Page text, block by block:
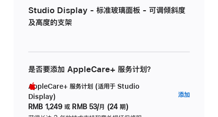
Studio Display - 标准玻璃面板 - 可调倾斜度
及高度的支架
是否要添加 AppleCare+ 服务计划？
AppleCare+ 服务计划 (适用于 Studio
Display)
RMB 1,249 或 RMB 53/月 (24 期)
添加